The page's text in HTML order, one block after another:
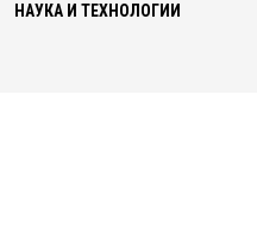
НАУКА И ТЕХНОЛОГИИ